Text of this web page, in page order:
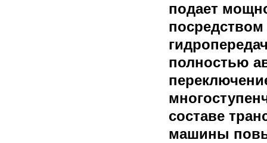
подает
полностью
составе
машины